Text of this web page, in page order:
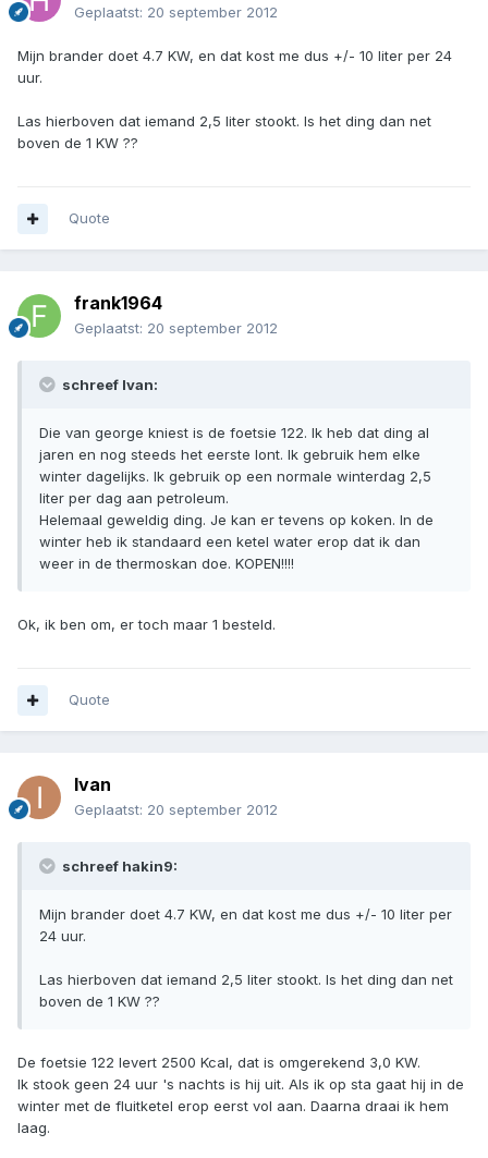
Geplaatst: 20 september 2012
Mijn brander doet 4.7 KW, en dat kost me dus +/- 10 liter per 24
uur.
Las hierboven dat iemand 2,5 liter stookt. Is het ding dan net
boven de 1 KW ??
Quote
frank1964
Geplaatst: 20 september 2012
schreef Ivan:
Die van george kniest is de foetsie 122. Ik heb dat ding al
jaren en nog steeds het eerste lont. Ik gebruik hem elke
winter dagelijks. Ik gebruik op een normale winterdag 2,5
liter per dag aan petroleum.
Helemaal geweldig ding. Je kan er tevens op koken. In de
winter heb ik standaard een ketel water erop dat ik dan
weer in de thermoskan doe. KOPEN!!!!
Ok, ik ben om, er toch maar 1 besteld.
Quote
Ivan
Geplaatst: 20 september 2012
schreef hakin9:
Mijn brander doet 4.7 KW, en dat kost me dus +/- 10 liter per
24 uur.
Las hierboven dat iemand 2,5 liter stookt. Is het ding dan net
boven de 1 KW ??
De foetsie 122 levert 2500 Kcal, dat is omgerekend 3,0 KW.
Ik stook geen 24 uur 's nachts is hij uit. Als ik op sta gaat hij in de
winter met de fluitketel erop eerst vol aan. Daarna draai ik hem
laag.